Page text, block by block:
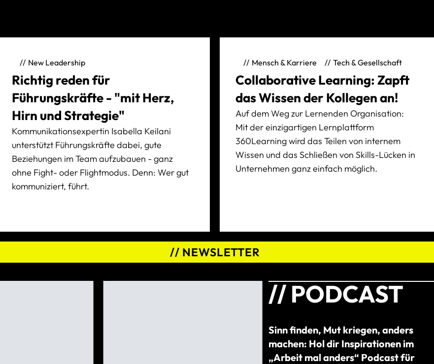
New Leadership
Richtig reden für
Führungskräfte - "mit Herz,
Hirn und Strategie"
Kommunikationsexpertin Isabella Keilani
unterstützt Führungskräfte dabei, gute
Beziehungen im Team aufzubauen - ganz
ohne Fight- oder Flightmodus. Denn: Wer gut
kommuniziert, führt.
Mensch & Karriere Tech & Gesellschaft
Collaborative Learning: Zapft
das Wissen der Kollegen an!
Auf dem Weg zur Lernenden Organisation:
Mit der einzigartigen Lernplattform
360Learning wird das Teilen von internem
Wissen und das Schließen von Skills-Lücken in
Unternehmen ganz einfach möglich.
Ich bin mit den Datenschutzbestimmungen von
eingegebenen Daten an den Newsletter-Dienst
CleverReach einverstanden.
// NEWSLETTER
// PODCAST
Sinn finden, Mut kriegen, anders
machen: Hol dir Inspirationen im
„Arbeit mal anders“ Podcast für